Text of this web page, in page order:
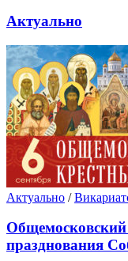
Актуально
Актуально /
Общемосковский
празднования